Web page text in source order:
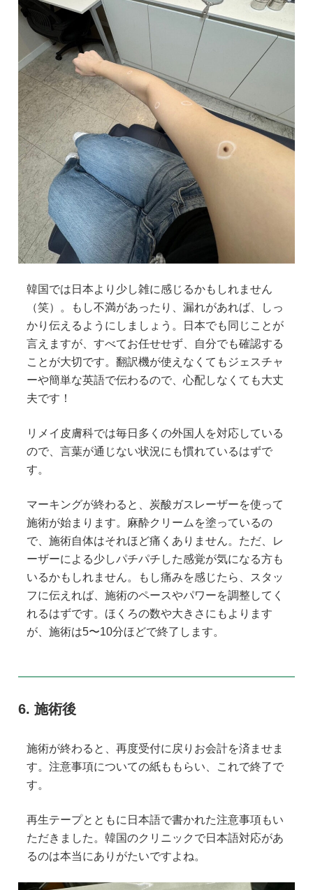
韓国では日本より少し雑に感じるかもしれません
（笑）。もし不満があったり、漏れがあれば、しっ
かり伝えるようにしましょう。日本でも同じことが
言えますが、すべてお任せせず、自分でも確認する
ことが大切です。翻訳機が使えなくてもジェスチャ
ーや簡単な英語で伝わるので、心配しなくても大丈
夫です！
リメイ皮膚科では毎日多くの外国人を対応している
ので、言葉が通じない状況にも慣れているはずで
す。
マーキングが終わると、炭酸ガスレーザーを使って
施術が始まります。麻酔クリームを塗っているの
で、施術自体はそれほど痛くありません。ただ、レ
ーザーによる少しパチパチした感覚が気になる方も
いるかもしれません。もし痛みを感じたら、スタッ
フに伝えれば、施術のペースやパワーを調整してく
れるはずです。ほくろの数や大きさにもよります
が、施術は5〜10分ほどで終了します。
施術後
施術が終わると、再度受付に戻りお会計を済ませま
す。注意事項についての紙ももらい、これで終了で
す。
再生テープとともに日本語で書かれた注意事項もい
ただきました。韓国のクリニックで日本語対応があ
るのは本当にありがたいですよね。